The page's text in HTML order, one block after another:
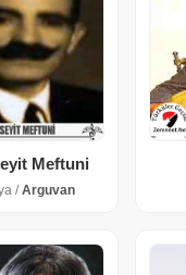
Meftuni
/Arguvan